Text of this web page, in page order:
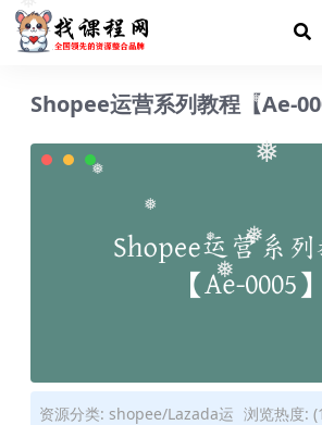
❅
❅
❅
❅
❅
❅
Shopee运营系列教程【Ae-
资源分类: shopee/Lazada运 浏览热度: